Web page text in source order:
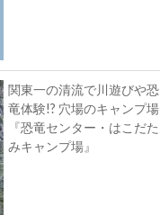
関東一の清流で川遊びや恐
竜体験!? 穴場のキャンプ場
『恐竜センター・はこだた
みキャンプ場』